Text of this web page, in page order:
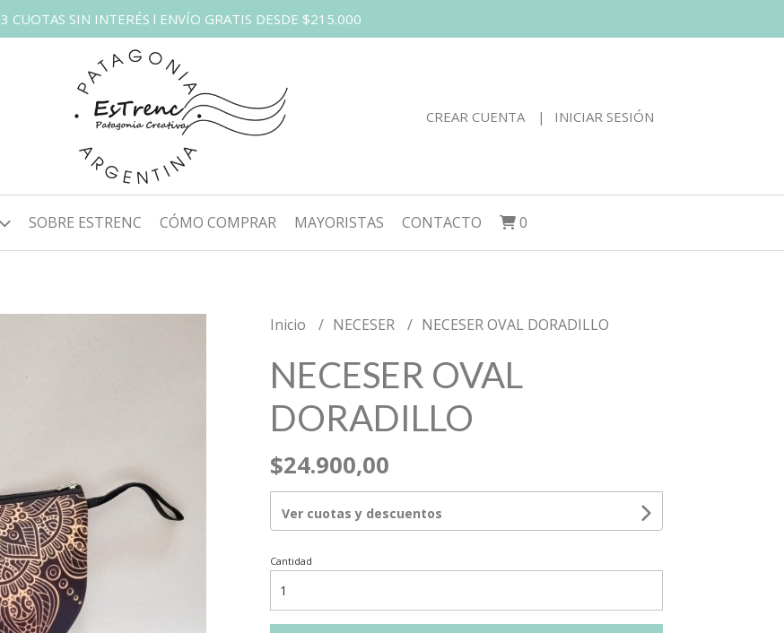
3 CUOTAS SIN INTERÉS l ENVÍO GRATIS DESDE $215.000
CREAR CUENTA INICIAR SESIÓN
SOBRE ESTRENC CÓMO COMPRAR MAYORISTAS CONTACTO 0
Inicio NECESER NECESER OVAL DORADILLO
NECESER OVAL
DORADILLO
$24.900,00
Ver cuotas y descuentos
Cantidad